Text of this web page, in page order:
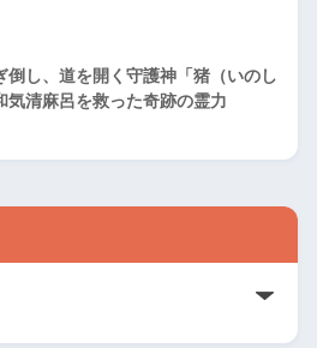
倒し、道を開く守護神「猪（いのし
気清麻呂を救った奇跡の霊力